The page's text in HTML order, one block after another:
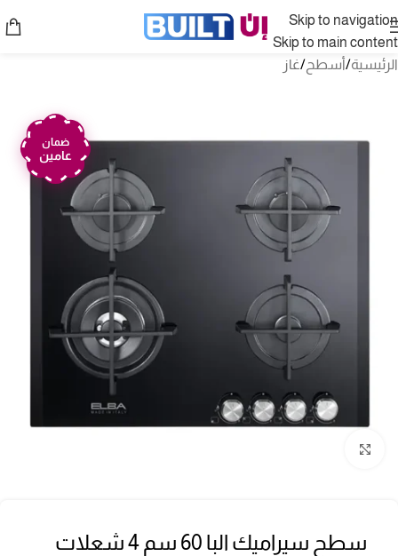
Skip to navigation
Skip to main content
الرئيسية/أسطح/غاز
ضمان
عامين
سطح سيراميك البا 60 سم 4 شعلات